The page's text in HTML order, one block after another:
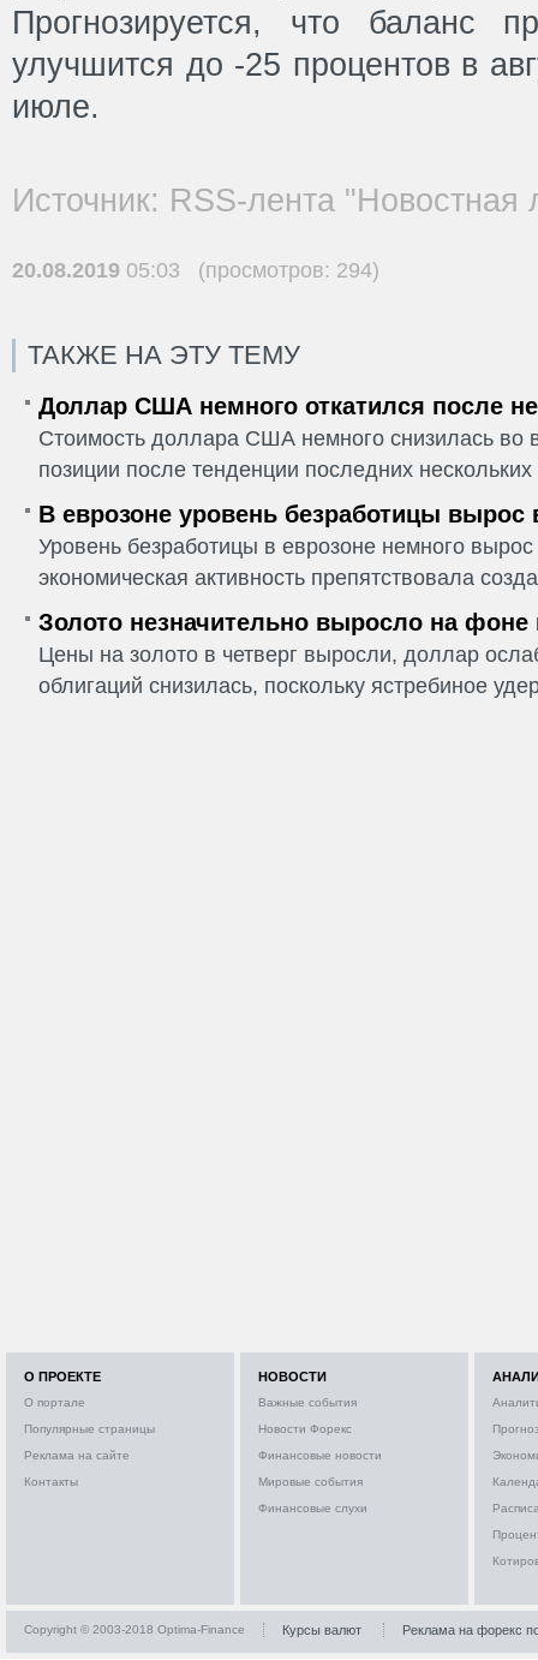
Прогнозируется, что баланс
улучшится до -25 процентов в
июле.
Источник: RSS-лента "Новостная
20.08.2019 05:03 (просмотров: 294)
ТАКЖЕ НА ЭТУ ТЕМУ
Доллар США немного откатился после
Стоимость доллара США немного снизилась во
позиции после тенденции последних
В еврозоне уровень безработицы вырос
Уровень безработицы в еврозоне немного
экономическая активность препятствовала
Золото незначительно выросло на фоне
Цены на золото в четверг выросли, доллар
облигаций снизилась, поскольку ястребиное
О ПРОЕКТЕ
О портале
Популярные страницы
Реклама на сайте
Контакты
НОВОСТИ
Важные события
Новости Форекс
Финансовые новости
Мировые события
Финансовые слухи
Copyright © 2003-2018 Optima-Finance Курсы валют Реклама на форекс